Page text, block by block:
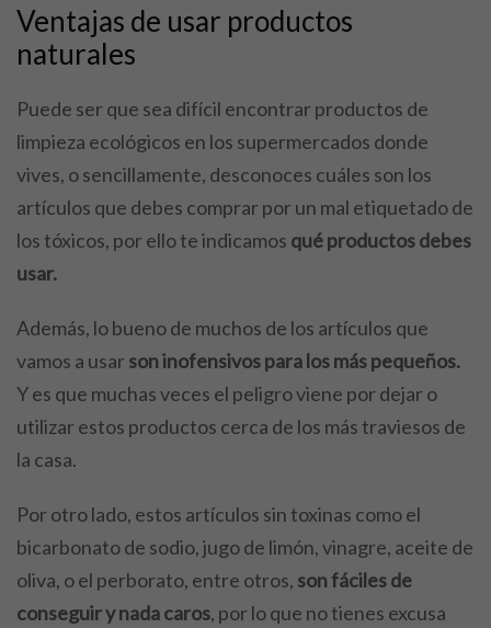
Ventajas de usar productos
naturales
Puede ser que sea difícil encontrar productos de
limpieza ecológicos en los supermercados donde
vives, o sencillamente, desconoces cuáles son los
artículos que debes comprar por un mal etiquetado de
los tóxicos, por ello te indicamos qué productos debes
usar.
Además, lo bueno de muchos de los artículos que
vamos a usarson inofensivos para los más pequeños.
Y es que muchas veces el peligro viene por dejar o
utilizar estos productos cerca de los más traviesos de
la casa.
Por otro lado, estos artículos sin toxinas como el
bicarbonato de sodio, jugo de limón, vinagre, aceite de
oliva, o el perborato, entre otros, son fáciles de
conseguir y nada caros, por lo que no tienes excusa